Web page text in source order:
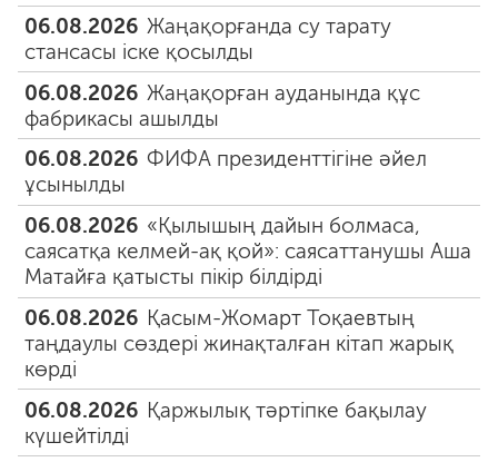
06.08.2026 Жаңақорғанда су тарату
стансасы іске қосылды
06.08.2026 Жаңақорған ауданында құс
фабрикасы ашылды
06.08.2026 ФИФА президенттігіне әйел
ұсынылды
06.08.2026 «Қылышың дайын болмаса,
саясатқа келмей-ақ қой»: саясаттанушы Аша
Матайға қатысты пікір білдірді
06.08.2026 Қасым-Жомарт Тоқаевтың
таңдаулы сөздері жинақталған кітап жарық
көрді
06.08.2026 Қаржылық тәртіпке бақылау
күшейтілді